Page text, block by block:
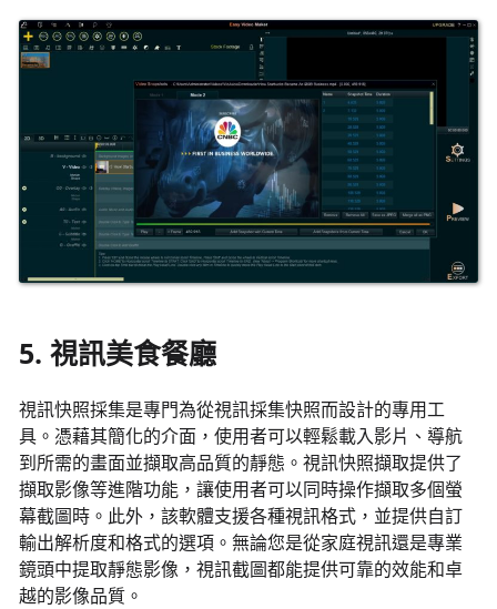
5. 視訊美食餐廳
視訊快照採集是專門為從視訊採集快照而設計的專用工
具。憑藉其簡化的介面，使用者可以輕鬆載入影片、導航
到所需的畫面並擷取高品質的靜態。視訊快照擷取提供了
擷取影像等進階功能，讓使用者可以同時操作擷取多個螢
幕截圖時。此外，該軟體支援各種視訊格式，並提供自訂
輸出解析度和格式的選項。無論您是從家庭視訊還是專業
鏡頭中提取靜態影像，視訊截圖都能提供可靠的效能和卓
越的影像品質。